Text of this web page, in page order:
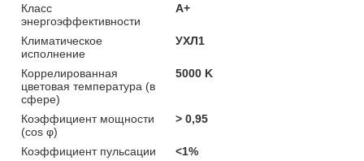
Класс
энергоэффективности
A+
Климатическое
исполнение
УХЛ1
Коррелированная
цветовая температура (в
сфере)
5000 K
Коэффициент мощности
(cos φ)
> 0,95
Коэффициент пульсации
<1%